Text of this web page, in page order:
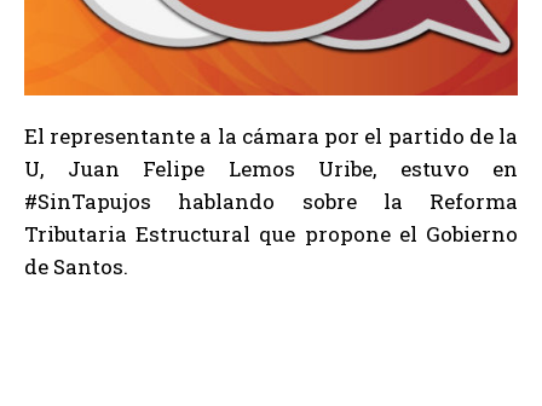
El representante a la cámara por el partido de la
U, Juan Felipe Lemos Uribe, estuvo en
#SinTapujos hablando sobre la Reforma
Tributaria Estructural que propone el Gobierno
de Santos.